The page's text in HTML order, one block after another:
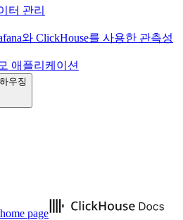
터 관리
와 ClickHouse를 사용한 관측성
애플리케이션
우징
home page